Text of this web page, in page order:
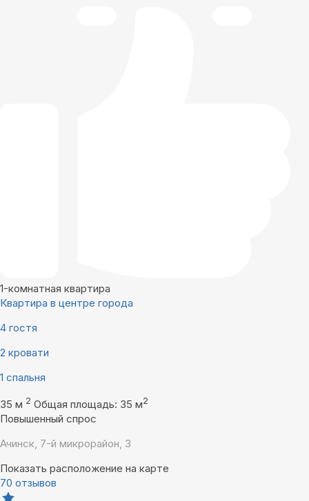
1-комнатная квартира
Квартира в центре города
4 гостя
2 кровати
1 спальня
35 м 2 Общая площадь: 35 м2
Повышенный спрос
Ачинск, 7-й микрорайон, 3
Показать расположение на карте
70 отзывов